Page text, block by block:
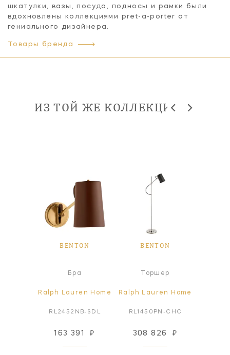
шкатулки, вазы, посуда, подносы и рамки были
вдохновлены коллекциями pret-a-porter от
гениального дизайнера.
Товары бренда
ИЗ ТОЙ ЖЕ КОЛЛЕКЦИИ
BENTON
Бра
Ralph Lauren Home
RL2452NB-SDL
163 391 ₽
BENTON
Торшер
Ralph Lauren Home
RL1450PN-CHC
308 826 ₽